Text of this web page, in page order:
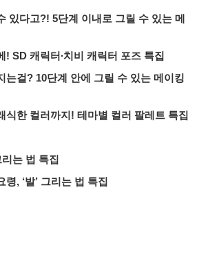
있다고?! 5단계 이내로 그릴 수 있는 메
! SD 캐릭터∙치비 캐릭터 포즈 특집
는걸? 10단계 안에 그릴 수 있는 메이킹
식한 컬러까지! 테마별 컬러 팔레트 특집
는 법 특집
, ‘발’ 그리는 법 특집